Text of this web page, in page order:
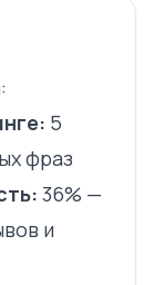
5
фраз
36% —
и